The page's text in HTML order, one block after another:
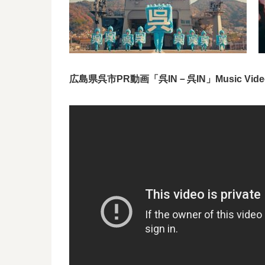
広島県呉市PR動画「呉IN－呉IN」Music